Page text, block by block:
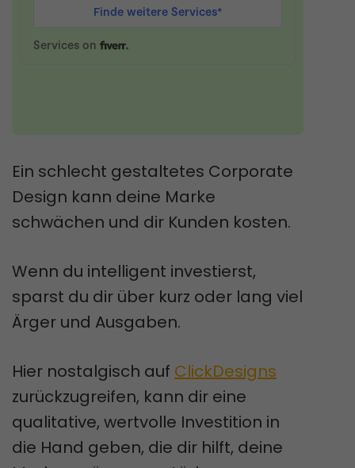
Ein schlecht gestaltetes Corporate
Design kann deine Marke
schwächen und dir Kunden kosten.
Wenn du intelligent investierst,
sparst du dir über kurz oder lang viel
Ärger und Ausgaben.
Hier nostalgisch auf ClickDesigns
zurückzugreifen, kann dir eine
qualitative, wertvolle Investition in
die Hand geben, die dir hilft, deine